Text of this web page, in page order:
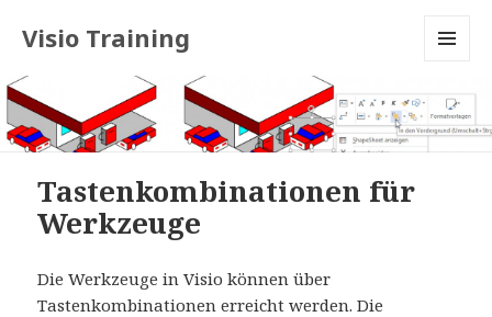
Visio Training
WIDGETS
Tastenkombinationen für
Werkzeuge
Die Werkzeuge in Visio können über
Tastenkombinationen erreicht werden. Die